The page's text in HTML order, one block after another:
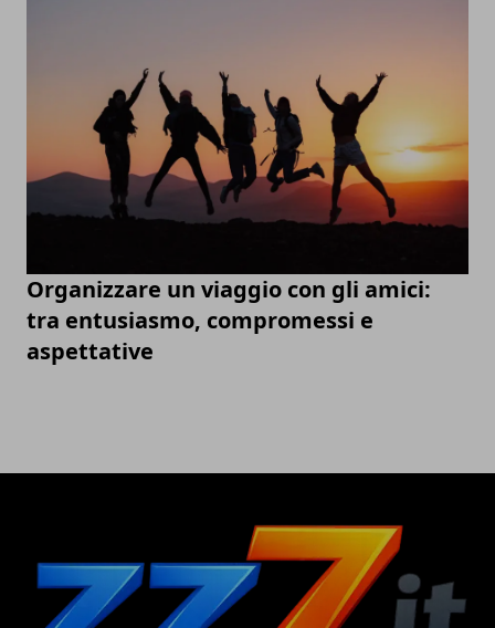
Organizzare un viaggio con gli amici:
tra entusiasmo, compromessi e
aspettative